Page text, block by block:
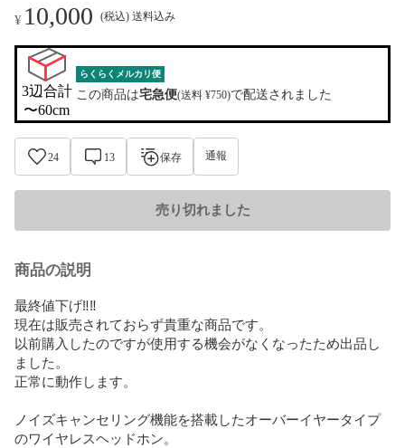
¥ 10,000 (税込) 送料込み
3辺合計
〜60cm
らくらくメルカリ便
この商品は宅急便(送料 ¥750)で配送されました
24 13 保存 通報
売り切れました
商品の説明
最終値下げ‼️‼️
現在は販売されておらず貴重な商品です。
以前購入したのですが使用する機会がなくなったため出品し
ました。
正常に動作します。
ノイズキャンセリング機能を搭載したオーバーイヤータイプ
のワイヤレスヘッドホン。